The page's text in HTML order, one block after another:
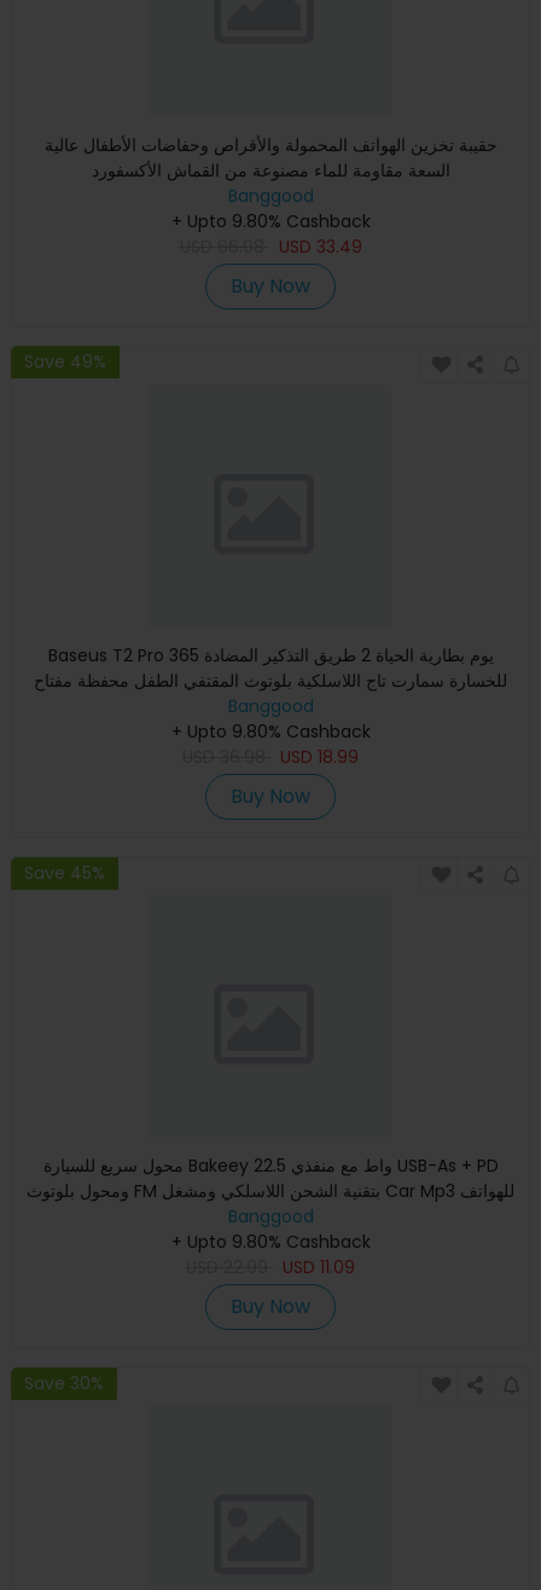
حقيبة تخزين الهواتف المحمولة والأقراص وحفاضات الأطفال عالية
السعة مقاومة للماء مصنوعة من القماش الأكسفورد
Banggood
+ Upto 9.80% Cashback
USD 33.49
Buy Now
Save 49%
Baseus T2 Pro 365 يوم بطارية الحياة 2 طريق التذكير المضادة
للخسارة سمارت تاج اللاسلكية بلوتوث المقتفي الطفل محفظة مفتاح
Banggood
+ Upto 9.80% Cashback
USD 18.99
Buy Now
Save 45%
محول سريع للسيارة Bakeey 22.5 واط مع منفذي USB-As + PD
ومحول بلوتوث FM بتقنية الشحن اللاسلكي ومشغل Car Mp3 للهواتف
المحم
Banggood
+ Upto 9.80% Cashback
USD 11.09
Buy Now
Save 30%